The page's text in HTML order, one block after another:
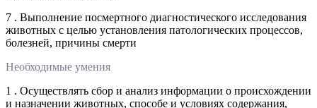
7 . Выполнение посмертного диагностического исследования
животных с целью установления патологических процессов,
болезней, причины смерти
Необходимые умения
1 . Осуществлять сбор и анализ информации о происхождении
и назначении животных, способе и условиях содержания,